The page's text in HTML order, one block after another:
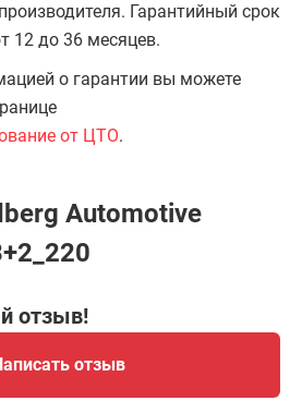
Гарантийный срок
12 до 36 месяцев.
о гарантии вы можете
от ЦТО.
Automotive
отзыв!
отзыв